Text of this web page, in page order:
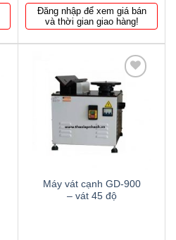
Đăng nhập để xem giá bán
và thời gian giao hàng!
Thêm
wishlist
Máy vát cạnh GD-900
– vát 45 độ